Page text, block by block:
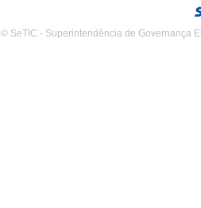
© SeTIC - Superintendência de Governança